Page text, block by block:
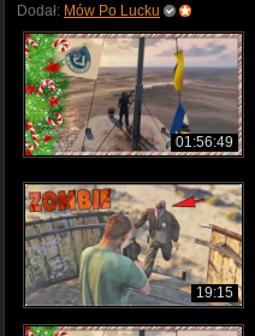
Dodał: Mów Po Lucku
01:56:49
19:15